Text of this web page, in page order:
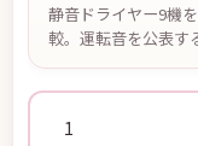
静音ドライヤー9機
較。運転音を公表す
選び方を解説します
1